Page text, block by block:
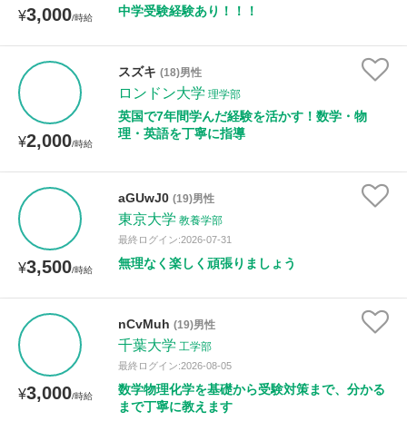
¥3,000/時給 中学受験経験あり！！！
¥2,000/時給
スズキ (18)男性
ロンドン大学 理学部
英国で7年間学んだ経験を活かす！数学・物
理・英語を丁寧に指導
¥3,500/時給
aGUwJ0 (19)男性
東京大学 教養学部
最終ログイン:2026-07-31
無理なく楽しく頑張りましょう
¥3,000/時給
nCvMuh (19)男性
千葉大学 工学部
最終ログイン:2026-08-05
数学物理化学を基礎から受験対策まで、分かる
まで丁寧に教えます